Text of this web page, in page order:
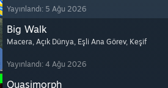
Yayınlandı: 5 Ağu 2026
Big Walk
Macera, Açık Dünya, Eşli Ana Görev, Keşif
Yayınlandı: 4 Ağu 2026
Quasimorph